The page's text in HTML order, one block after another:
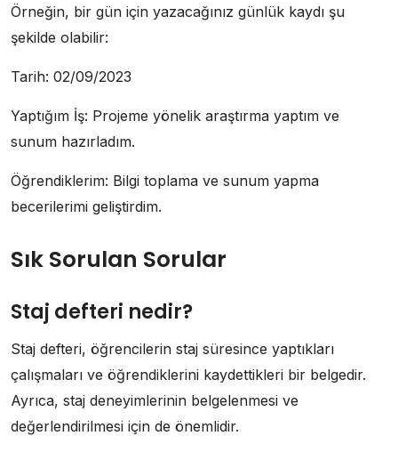
Örneğin, bir gün için yazacağınız günlük kaydı şu
şekilde olabilir:
Tarih: 02/09/2023
Yaptığım İş: Projeme yönelik araştırma yaptım ve
sunum hazırladım.
Öğrendiklerim: Bilgi toplama ve sunum yapma
becerilerimi geliştirdim.
Sık Sorulan Sorular
Staj defteri nedir?
Staj defteri, öğrencilerin staj süresince yaptıkları
çalışmaları ve öğrendiklerini kaydettikleri bir belgedir.
Ayrıca, staj deneyimlerinin belgelenmesi ve
değerlendirilmesi için de önemlidir.